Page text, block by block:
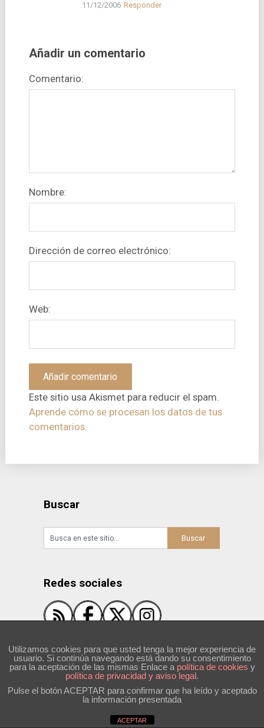
11/12/2006 Responder
Añadir un comentario
Comentario:
Nombre:
Dirección de correo electrónico:
Web:
Este sitio usa Akismet para reducir el spam.
Aprende cómo se procesan los datos de tus
comentarios.
Buscar
Redes sociales
Suscríbete y recibe las nuevas entradas:
Utilizamos cookies para que usted tenga la mejor experiencia de
usuario. Si continúa navegando está dando su consentimiento
para la aceptación de las mismas Enlace a polí­tica de cookies y
política de privacidad y aviso legal.
Pulse el botón ACEPTAR para confirmar que ha leído y aceptado
la información presentada
ACEPTAR